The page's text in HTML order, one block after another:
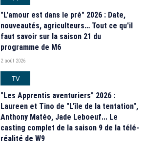
"L'amour est dans le pré" 2026 : Date,
nouveautés, agriculteurs… Tout ce qu'il
faut savoir sur la saison 21 du
programme de M6
2 août 2026
TV
"Les Apprentis aventuriers" 2026 :
Laureen et Tino de "L'île de la tentation",
Anthony Matéo, Jade Leboeuf... Le
casting complet de la saison 9 de la télé-
réalité de W9